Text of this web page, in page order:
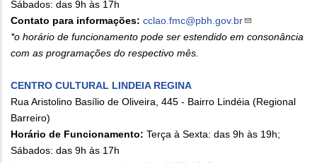
Sábados: das 9h às 17h
Contato para informações: cclao.fmc@pbh.gov.br
*o horário de funcionamento pode ser estendido em consonância
com as programações do respectivo mês.
CENTRO CULTURAL LINDEIA REGINA
Rua Aristolino Basílio de Oliveira, 445 - Bairro Lindéia (Regional
Barreiro)
Horário de Funcionamento: Terça à Sexta: das 9h às 19h;
Sábados: das 9h às 17h